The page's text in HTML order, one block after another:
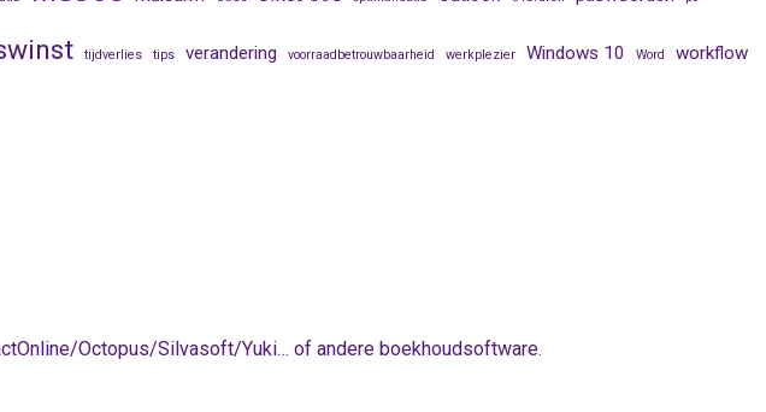
tijdverlies tips verandering voorraadbetrouwbaarheid werkplezier Windows 10 Word
workflow
Octopus/Silvasoft/Yuki… of andere boekhoudsoftware.